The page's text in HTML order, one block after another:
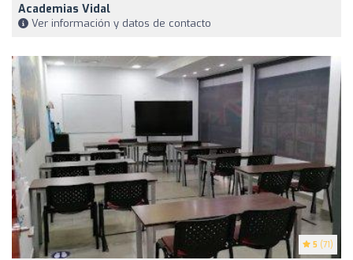
Academias Vidal
Ver información y datos de contacto
5 (71)